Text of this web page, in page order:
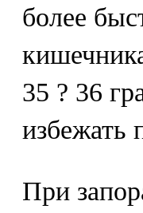
более
35 ? 36
избежать
При